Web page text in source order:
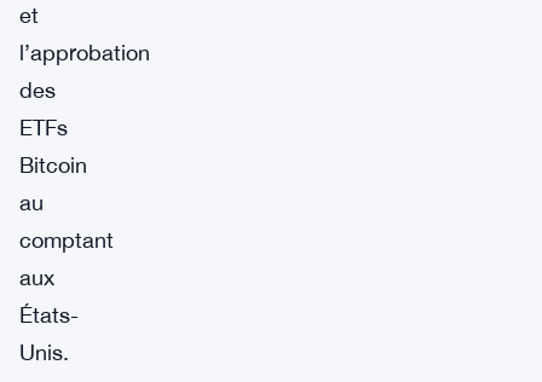
et
l’approbation
des
ETFs
Bitcoin
au
comptant
aux
États-
Unis.